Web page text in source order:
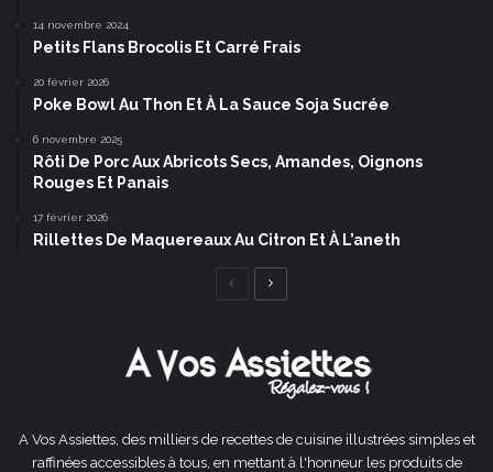
14 novembre 2024
Petits Flans Brocolis Et Carré Frais
20 février 2026
Poke Bowl Au Thon Et À La Sauce Soja Sucrée
6 novembre 2025
Rôti De Porc Aux Abricots Secs, Amandes, Oignons
Rouges Et Panais
17 février 2026
Rillettes De Maquereaux Au Citron Et À L’aneth
Page
A Vos Assiettes, des milliers de recettes de cuisine illustrées simples et
raffinées accessibles à tous, en mettant à l'honneur les produits de